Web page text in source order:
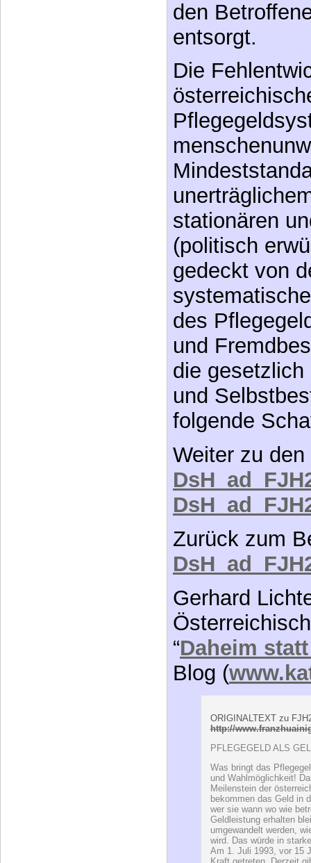
Die
stationären
(politisch
gedeckt von
des
und
die
und
folgende
Weiter zu
Zurück zum
Gerhard
“Daheim
Blog (
ORIGINALTEXT zu
http://
PFLEGEGELD ALS
Was bringt das
und Wahlmöglichkeit!
bekommen das Geld in
Geldleistung erhalten
umgewandelt werden,
wird. Das würde in
Am 1. Juli 1993, vor 15
Kraft getreten. Derzeit
BezieherInnen.
brauchen wir dringend
dieses auch für die
Sicht ein Pflegefonds,